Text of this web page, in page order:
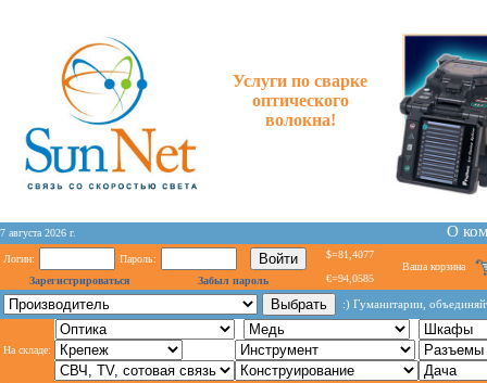
Услуги по сварке
оптического
волокна!
7 августа 2026 г. О
Логин:
Пароль:
Зарегистрироваться
Забыл пароль
$=81,4077
€=94,0585
Ваша корзина
:) Гуманитарии,
На складе: